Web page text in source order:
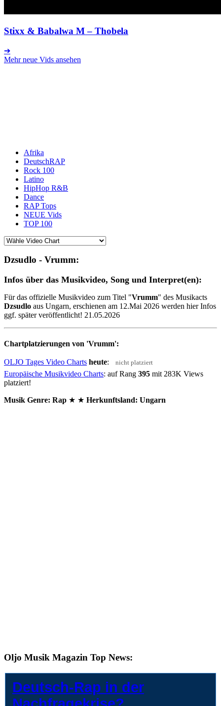
Stixx & Babalwa M– Thobela
➔
Mehr neue Vids ansehen
Afrika
DeutschRAP
Rock 100
Latino
HipHop R&B
Dance
RAP Tops
NEUE Vids
TOP 100
Dzsudlo - Vrumm:
Infos über das Musikvideo, Song und Interpret(en):
Für das offizielle Musikvideo zum Titel "Vrumm" des Musikacts
Dzsudlo aus Ungarn, erschienen am 12.Mai 2026 werden hier Infos
ggf. später veröffentlicht! 21.05.2026
Chartplatzierungen von 'Vrumm':
OLJO Tages Video Charts heute: nicht platziert
Europäische Musikvideo Charts: auf Rang 395 mit 283K Views
platziert!
Musik Genre: Rap ★ ★ Herkunftsland: Ungarn
Oljo Musik Magazin Top News:
Deutsch-Rap in der